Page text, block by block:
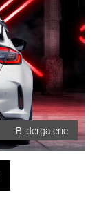
Bildergalerie